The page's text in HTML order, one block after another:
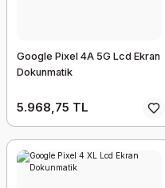
Google Pixel 4A 5G Lcd Ekran
Dokunmatik
5.968,75 TL